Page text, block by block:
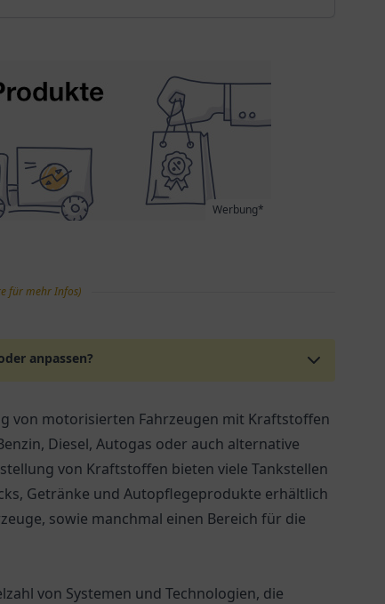
Werbung*
für mehr Infos)
anpassen?
von motorisierten Fahrzeugen mit Kraftstoffen
Diesel, Autogas oder auch alternative
von Kraftstoffen bieten viele Tankstellen
Getränke und Autopflegeprodukte erhältlich
sowie manchmal einen Bereich für die
von Systemen und Technologien, die